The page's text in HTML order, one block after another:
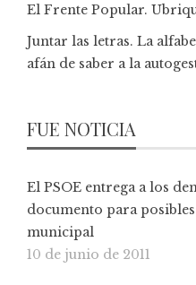
El Frente Popular.
Juntar las letras. La
afán de saber a la
FUE NOTICIA
El PSOE entrega a los
documento para
municipal
10 de junio de 2011